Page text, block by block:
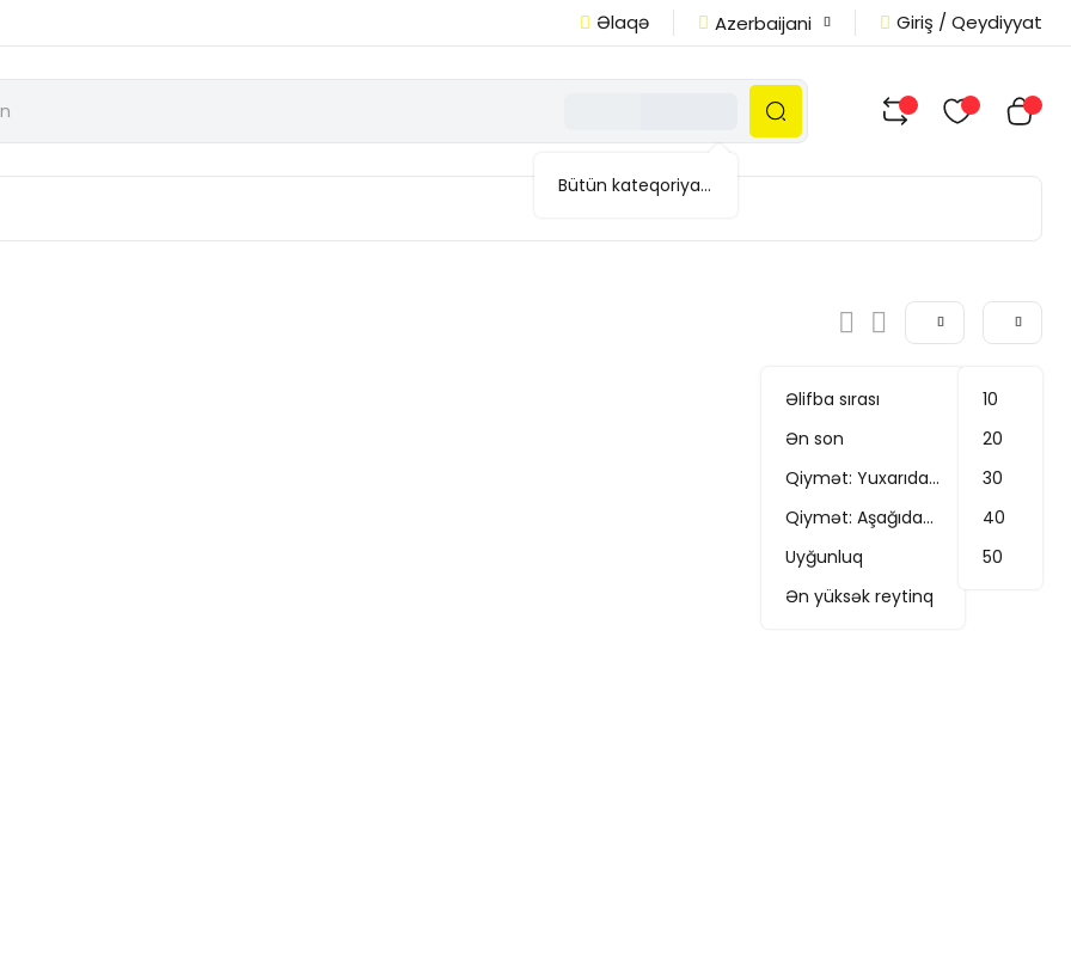
Əlaqə Azerbaijani Giriş / Qeydiyyat
Bütün kateqoriyalar
Əlifba sırası
Ən son
Qiymət: Yuxarıdan aşağı
Qiymət: Aşağıdan yuxarı
Uyğunluq
Ən yüksək reytinq
10
20
30
40
50